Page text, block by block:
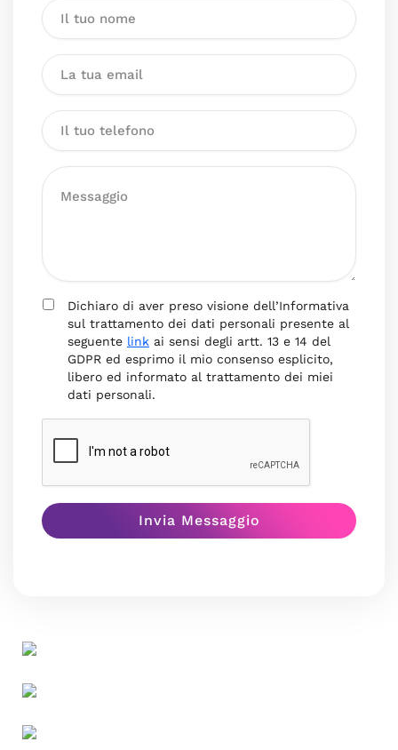
Dichiaro di aver preso visione dell’Informativa
sul trattamento dei dati personali presente al
seguente link ai sensi degli artt. 13 e 14 del
GDPR ed esprimo il mio consenso esplicito,
libero ed informato al trattamento dei miei
dati personali.